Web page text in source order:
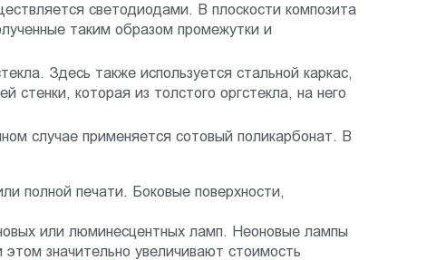
светодиодами. В плоскости композита
таким образом промежутки и
Здесь также используется стальной каркас,
которая из толстого оргстекла, на него
случае применяется сотовый поликарбонат. В
полной печати. Боковые поверхности,
или люминесцентных ламп. Неоновые лампы
значительно увеличивают стоимость